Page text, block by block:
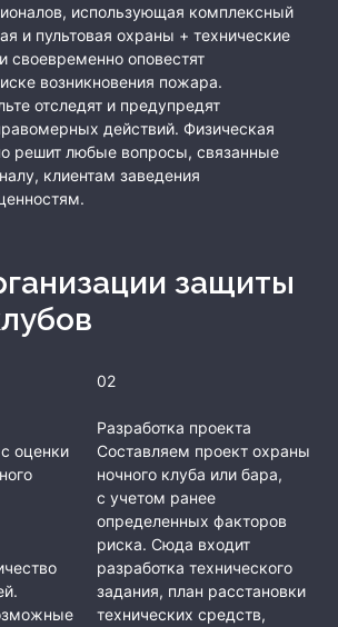
использующая комплексный
и пультовая охраны + технические
своевременно оповестят
возникновения пожара.
отследят и предупредят
действий. Физическая
решит любые вопросы, связанные
клиентам заведения
оценки
02
Разработка проекта
Составляем проект охраны
ночного клуба или бара,
с учетом ранее
определенных факторов
риска. Сюда входит
разработка технического
задания, план расстановки
технических средств,